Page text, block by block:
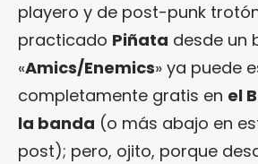
playero y de post-punk
practicado Piñata desde un
«Amics/Enemics» ya puede
completamente gratis en el
la banda (o más abajo en
post); pero, ojito, porque